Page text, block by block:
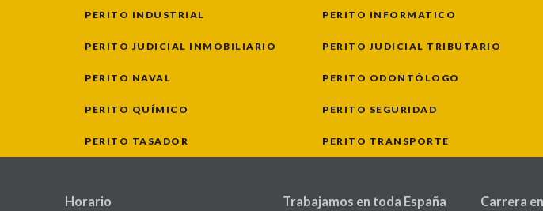
PERITO INDUSTRIAL PERITO INFORMATICO
PERITO JUDICIAL INMOBILIARIO PERITO JUDICIAL TRIBUTARIO
PERITO NAVAL PERITO ODONTÓLOGO
PERITO QUÍMICO PERITO SEGURIDAD
PERITO TASADOR PERITO TRANSPORTE
Horario Trabajamos en toda España Carrera